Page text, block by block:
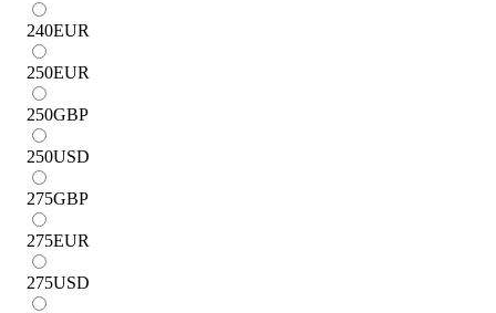
240EUR
250EUR
250GBP
250USD
275GBP
275EUR
275USD